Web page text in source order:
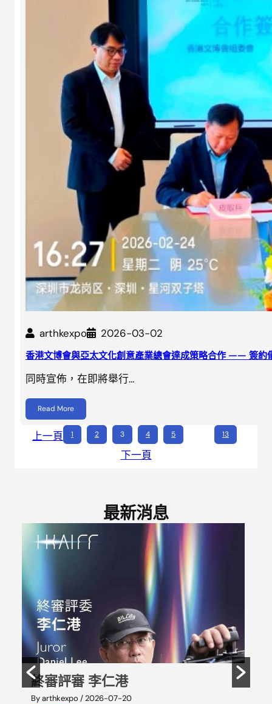
arthkexpo 2026-03-02
香港文博會與亞太文化創意產業總會達成策略合作 —— 簽約
同時宣佈，在即將舉行…
Read More
上一頁 1 2 3 4 5 13
下一頁
最新消息
終審評審 霍廷霄
By arthkexpo / 2026-07-20